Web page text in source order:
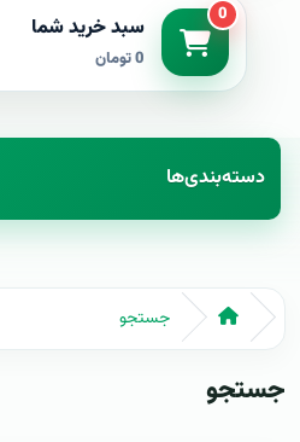
0 سبد خرید شما
0 تومان
دسته‌بندی‌ها
جستجو
جستجو